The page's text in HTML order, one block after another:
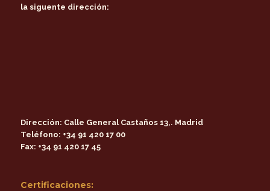
la siguente dirección:
Dirección: Calle General Castaños 13,. Madrid
Teléfono: +34 91 420 17 00
Fax: +34 91 420 17 45
Certificaciones: